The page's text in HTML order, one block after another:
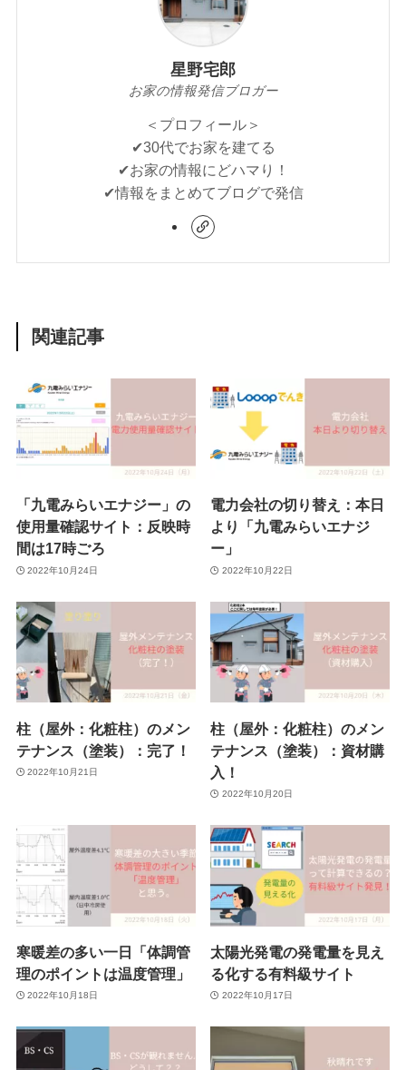
星野宅郎
お家の情報発信ブロガー
＜プロフィール＞
✔︎30代でお家を建てる
✔︎お家の情報にどハマり！
✔︎情報をまとめてブログで発信
関連記事
「九電みらいエナジー」の
使用量確認サイト：反映時
間は17時ごろ
2022年10月24日
電力会社の切り替え：本日
より「九電みらいエナジ
ー」
2022年10月22日
柱（屋外：化粧柱）のメン
テナンス（塗装）：完了！
2022年10月21日
柱（屋外：化粧柱）のメン
テナンス（塗装）：資材購
入！
2022年10月20日
寒暖差の多い一日「体調管
理のポイントは温度管理」
2022年10月18日
太陽光発電の発電量を見え
る化する有料級サイト
2022年10月17日